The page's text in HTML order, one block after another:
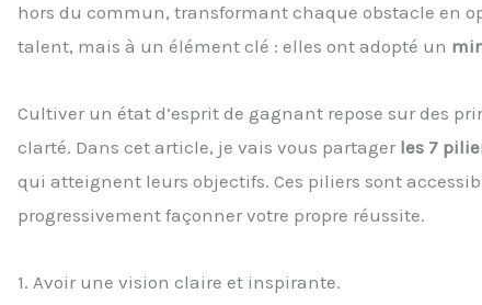
hors du commun, transformant chaque obstacle en
talent, mais à un élément clé : elles ont adopté un
Cultiver un état d’esprit de gagnant repose sur des
clarté. Dans cet article, je vais vous partager les 7
qui atteignent leurs objectifs. Ces piliers sont
progressivement façonner votre propre réussite.
1. Avoir une vision claire et inspirante.